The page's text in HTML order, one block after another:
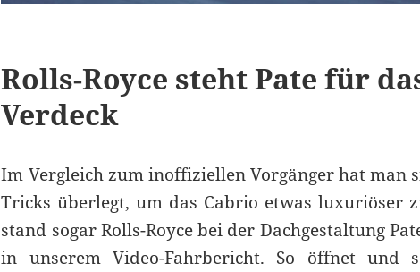
Rolls-Royce steht Pate für
Verdeck
Im Vergleich zum inoffiziellen Vorgänger hat man
Tricks überlegt, um das Cabrio etwas luxuriöser
stand sogar Rolls-Royce bei der Dachgestaltung
in unserem Video-Fahrbericht. So öffnet und